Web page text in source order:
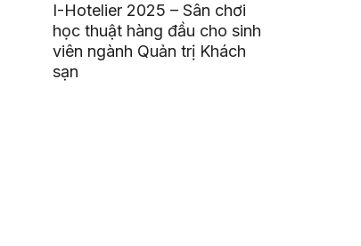
I-Hotelier 2025 – Sân chơi
học thuật hàng đầu cho sinh
viên ngành Quản trị Khách
sạn